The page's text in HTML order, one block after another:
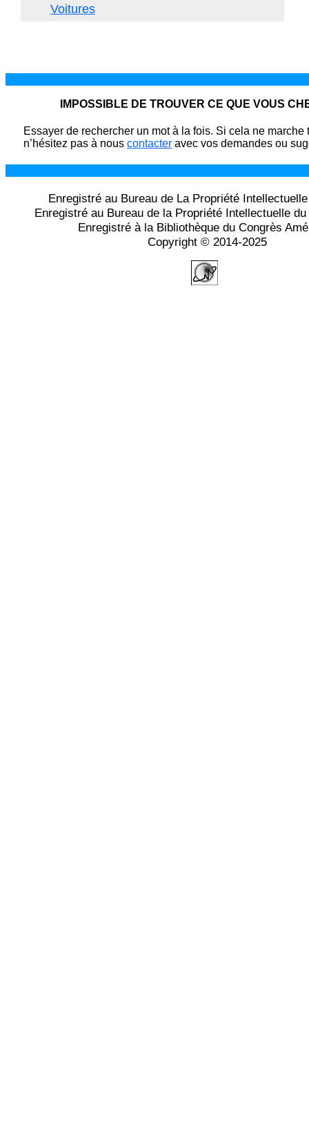
Voitures
IMPOSSIBLE DE TROUVER CE QUE VOUS
Essayer de rechercher un mot à la fois. Si cela ne marche
n’hésitez pas à nous contacter avec vos demandes ou
Enregistré au Bureau de La Propriété
Enregistré au Bureau de la Propriété Intellectuelle
Enregistré à la Bibliothèque du Congrès
Copyright © 2014-2025